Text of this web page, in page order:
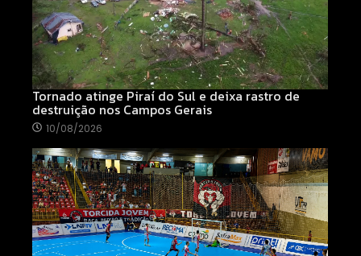
Tornado atinge Piraí do Sul e deixa rastro de
destruição nos Campos Gerais
10/08/2026